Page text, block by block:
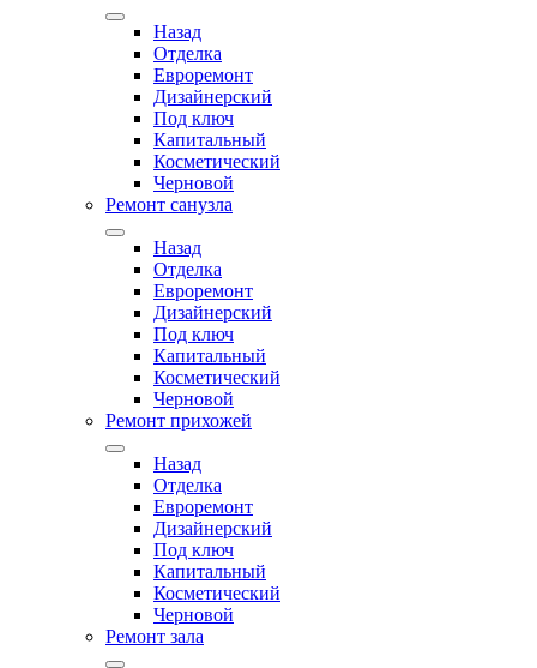
Назад
Отделка
Евроремонт
Дизайнерский
Под ключ
Капитальный
Косметический
Черновой
Ремонт санузла
Назад
Отделка
Евроремонт
Дизайнерский
Под ключ
Капитальный
Косметический
Черновой
Ремонт прихожей
Назад
Отделка
Евроремонт
Дизайнерский
Под ключ
Капитальный
Косметический
Черновой
Ремонт зала